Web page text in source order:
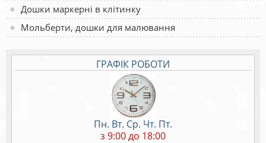
Дошки маркерні в клітинку
Мольберти, дошки для малювання
ГРАФІК РОБОТИ
Пн. Вт. Ср. Чт. Пт.
з 9:00 до 18:00